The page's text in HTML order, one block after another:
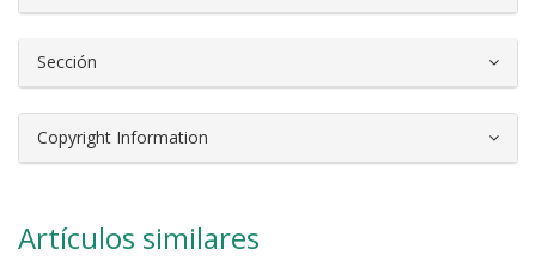
Sección
Copyright Information
Artículos similares